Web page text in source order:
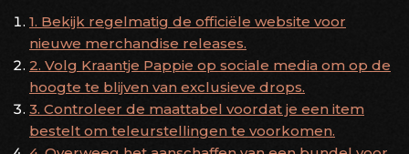
1. Bekijk regelmatig de officiële website voor
nieuwe merchandise releases.
2. Volg Kraantje Pappie op sociale media om op de
hoogte te blijven van exclusieve drops.
3. Controleer de maattabel voordat je een item
bestelt om teleurstellingen te voorkomen.